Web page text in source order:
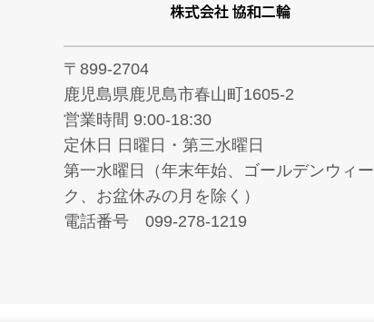
〒899-2704
鹿児島県鹿児島市春山町1605-2
営業時間 9:00-18:30
定休日 日曜日・第三水曜日
第一水曜日（年末年始、ゴールデンウィー
ク、お盆休みの月を除く）
電話番号 099-278-1219